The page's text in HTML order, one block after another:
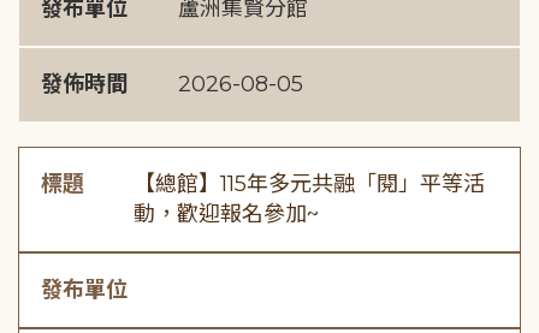
發布單位 蘆洲集賢分館
發佈時間 2026-08-05
標題
【總館】115年多元共融「閱」平等活
動，歡迎報名參加~
發布單位